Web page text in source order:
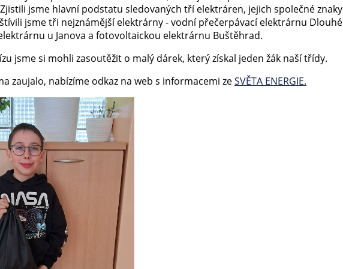
jsme hlavní podstatu sledovaných tří elektráren, jejich společné znaky
jsme tři nejznámější elektrárny - vodní přečerpávací elektrárnu Dlouhé
u Janova a fotovoltaickou elektrárnu Buštěhrad.
jsme si mohli zasoutěžit o malý dárek, který získal jeden žák naší třídy.
zaujalo, nabízíme odkaz na web s informacemi zeSVĚTA ENERGIE.